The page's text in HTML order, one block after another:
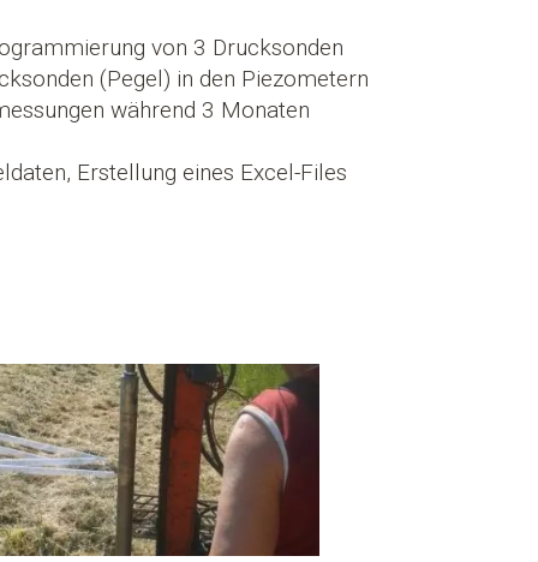
von 3 Drucksonden
(Pegel) in den Piezometern
während 3 Monaten
Erstellung eines Excel-Files